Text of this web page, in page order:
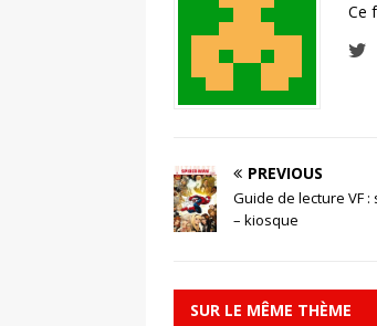
Ce
PREVIOUS
Guide de lecture VF :
– kiosque
SUR LE MÊME THÈME